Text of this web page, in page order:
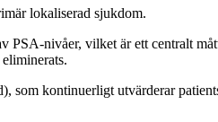
lokaliserad sjukdom.
PSA-nivåer, vilket är ett centralt
kontinuerligt utvärderar